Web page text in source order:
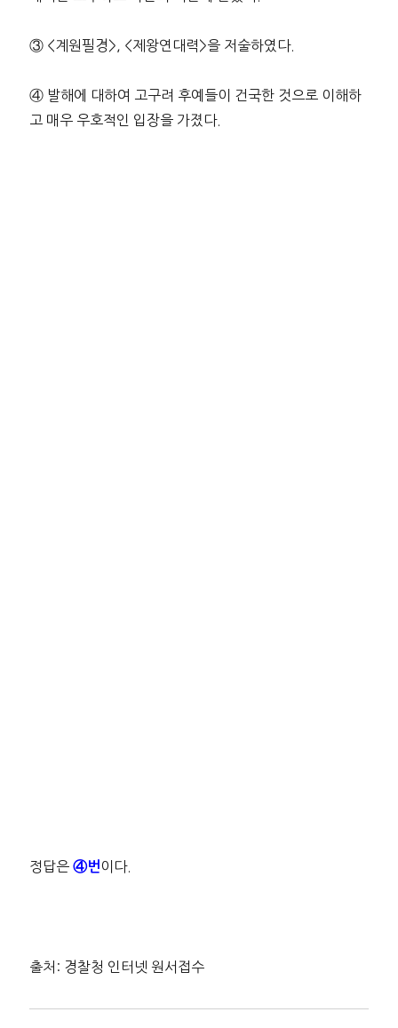
③ <계원필경>, <제왕연대력>을 저술하였다.
④ 발해에 대하여 고구려 후예들이 건국한 것으로 이해하
고 매우 우호적인 입장을 가졌다.
정답은④번 이다.
출처: 경찰청 인터넷 원서접수